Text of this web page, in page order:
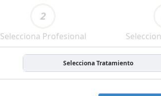
2
Selecciona Profesional
Selecciona Tratamiento